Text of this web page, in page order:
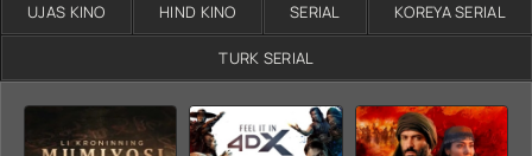
UJAS KINO HIND KINO SERIAL KOREYA SERIAL
TURK SERIAL